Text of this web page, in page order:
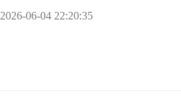
2026-06-04 22:20:35